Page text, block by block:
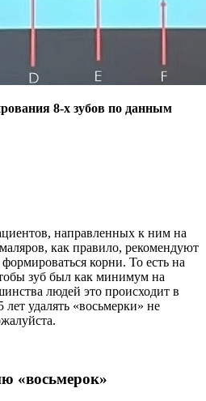
8-х зубов по данным
направленных к ним на
как правило, рекомендуют
корни. То есть на
зуб был как минимум на
людей это происходит в
удалять «восьмерки» не
«восьмерок»